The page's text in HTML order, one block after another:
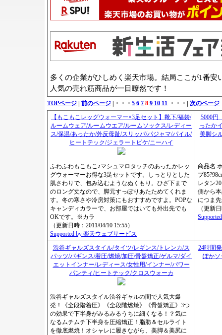
多くの企業がひしめく楽天市場。結局ここが1番安
人気の売れ筋商品が一目瞭然です！
TOPページ 前のページ |・・・ 5 6 7 8 9 10 11 ・・・| 次のページ
【もこもこレッグウォーマー×3足セット】靴下/福袋/
ルームウェア/ルームウエア/ルームソックス/レディー
ス/保温/あったか/外反母趾/スリッパ/パジャマ/パイル/
ヒートテック/ジェラートピケ/ニーハイ
ふわふわもこもこ♪マシュマロタッチのあったかレッ
グウォーマーお得な3足セットです。しっとりとした
肌さわりで、包み込むようなぬくもり。ひざ下まで
のロング丈なので、脚元すっぽりあたためてくれま
す。冬の寒さや冷房対策にもおすすめですよ。POPな
キャンディカラーで、お部屋ではいても外出先でも
OKです。※カラ
（更新日時：2011/04/10 15:55）
Supported by 楽天ウェブサービス
5000円
ったか
美脚シ
商品名
プ
レタン
側から
につま
（更新
渋谷ギャルズスタイル/タイツ/レギンス/トレンカ/ス
パッツ/パギンス/着圧/燃焼/加圧/骨盤矯正/ゲルマ/ダイ
エットインナー/レディース/女性用/インナー/パワー
パンティ/ヒートテック/クロスウォーカ
渋谷ギャルズスタイル渋谷ギャルの間で人気大爆
発！《全段階着圧》《全段階燃焼》《骨盤矯正》3つ
の効果で下半身がみるみるうちに細くなる！？気に
なるムチムチ下半身を圧縮矯正！脂肪＆セルライト
を徹底燃焼！オシャレに履きながら、美脚＆美尻に
24時間
ぽかソ